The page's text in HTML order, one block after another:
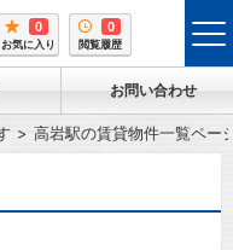
0
お気に入り
0
閲覧履歴
お問い合わせ
高岩駅の賃貸物件一覧ペー